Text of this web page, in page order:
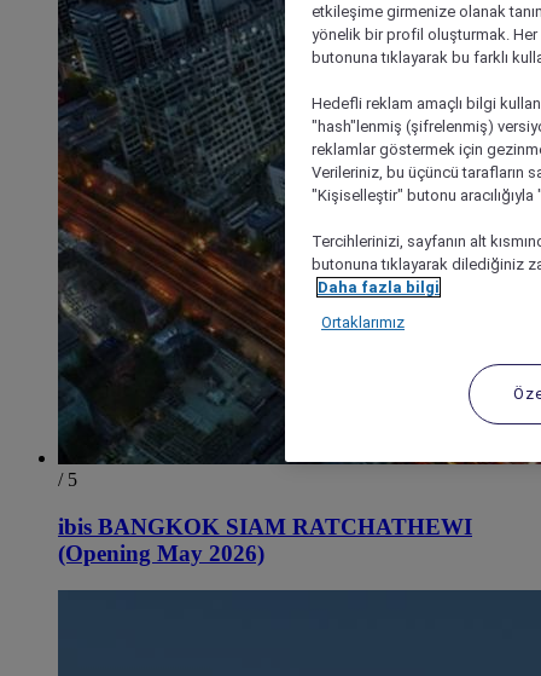
/ 5
ibis BANGKOK SIAM RATCHATHEWI
(Opening May 2026)
etkileşime girmenize olanak
yönelik bir profil oluşturmak.
butonuna tıklayarak bu farklı
Hedefli reklam amaçlı bilgi
"hash"lenmiş (şifrelenmiş)
reklamlar göstermek için
Verileriniz, bu üçüncü tarafların
"Kişiselleştir" butonu
Tercihlerinizi, sayfanın alt
butonuna tıklayarak dilediğiniz
Daha fazla bilgi
Ortaklarımız